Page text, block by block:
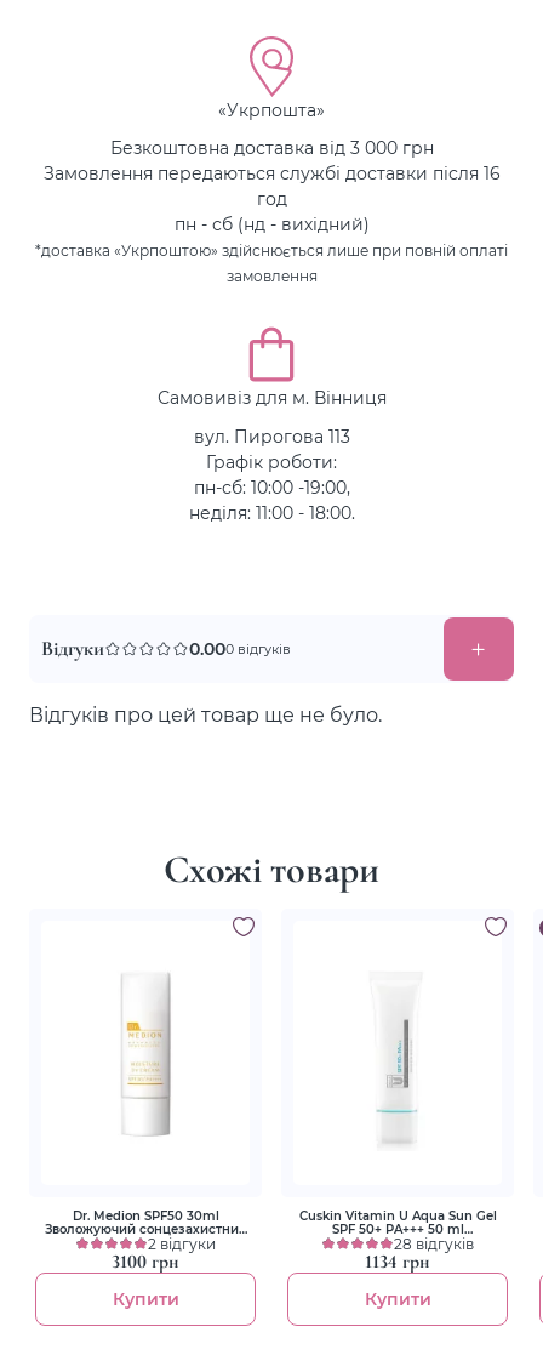
«Укрпошта»
Безкоштовна доставка від 3 000 грн
Замовлення передаються службі доставки після 16
год
пн - сб (нд - вихідний)
*доставка «Укрпоштою» здійснюється лише при повній оплаті
замовлення
Самовивіз для м. Вінниця
вул. Пирогова 113
Графік роботи:
пн-сб: 10:00 -19:00,
неділя: 11:00 - 18:00.
Відгуки 0.000 відгуків
Відгуків про цей товар ще не було.
Схожі товари
Dr. Medion SPF50 30ml
Зволожуючий сонцезахистний
крем з SPF50
2 відгуки
3100 грн
Купити
Cuskin Vitamin U Aqua Sun Gel
SPF 50+ PA+++ 50 ml
Сонцезахисний гель
28 відгуків
1134 грн
Купити